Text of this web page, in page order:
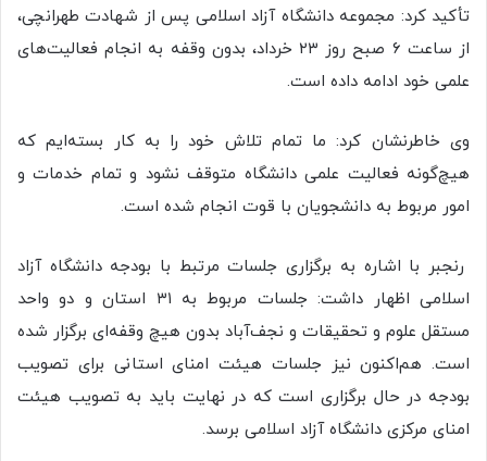
تأکید کرد: مجموعه دانشگاه آزاد اسلامی پس از شهادت طهرانچی،
از ساعت ۶ صبح روز ۲۳ خرداد، بدون وقفه به انجام فعالیت‌های
علمی خود ادامه داده است.
وی خاطرنشان کرد: ما تمام تلاش خود را به کار بسته‌ایم که
هیچ‌گونه فعالیت علمی دانشگاه متوقف نشود و تمام خدمات و
امور مربوط به دانشجویان با قوت انجام شده است.
رنجبر با اشاره به برگزاری جلسات مرتبط با بودجه دانشگاه آزاد
اسلامی اظهار داشت: جلسات مربوط به ۳۱ استان و دو واحد
مستقل علوم و تحقیقات و نجف‌آباد بدون هیچ وقفه‌ای برگزار شده
است. هم‌اکنون نیز جلسات هیئت امنای استانی برای تصویب
بودجه در حال برگزاری است که در نهایت باید به تصویب هیئت
امنای مرکزی دانشگاه آزاد اسلامی برسد.